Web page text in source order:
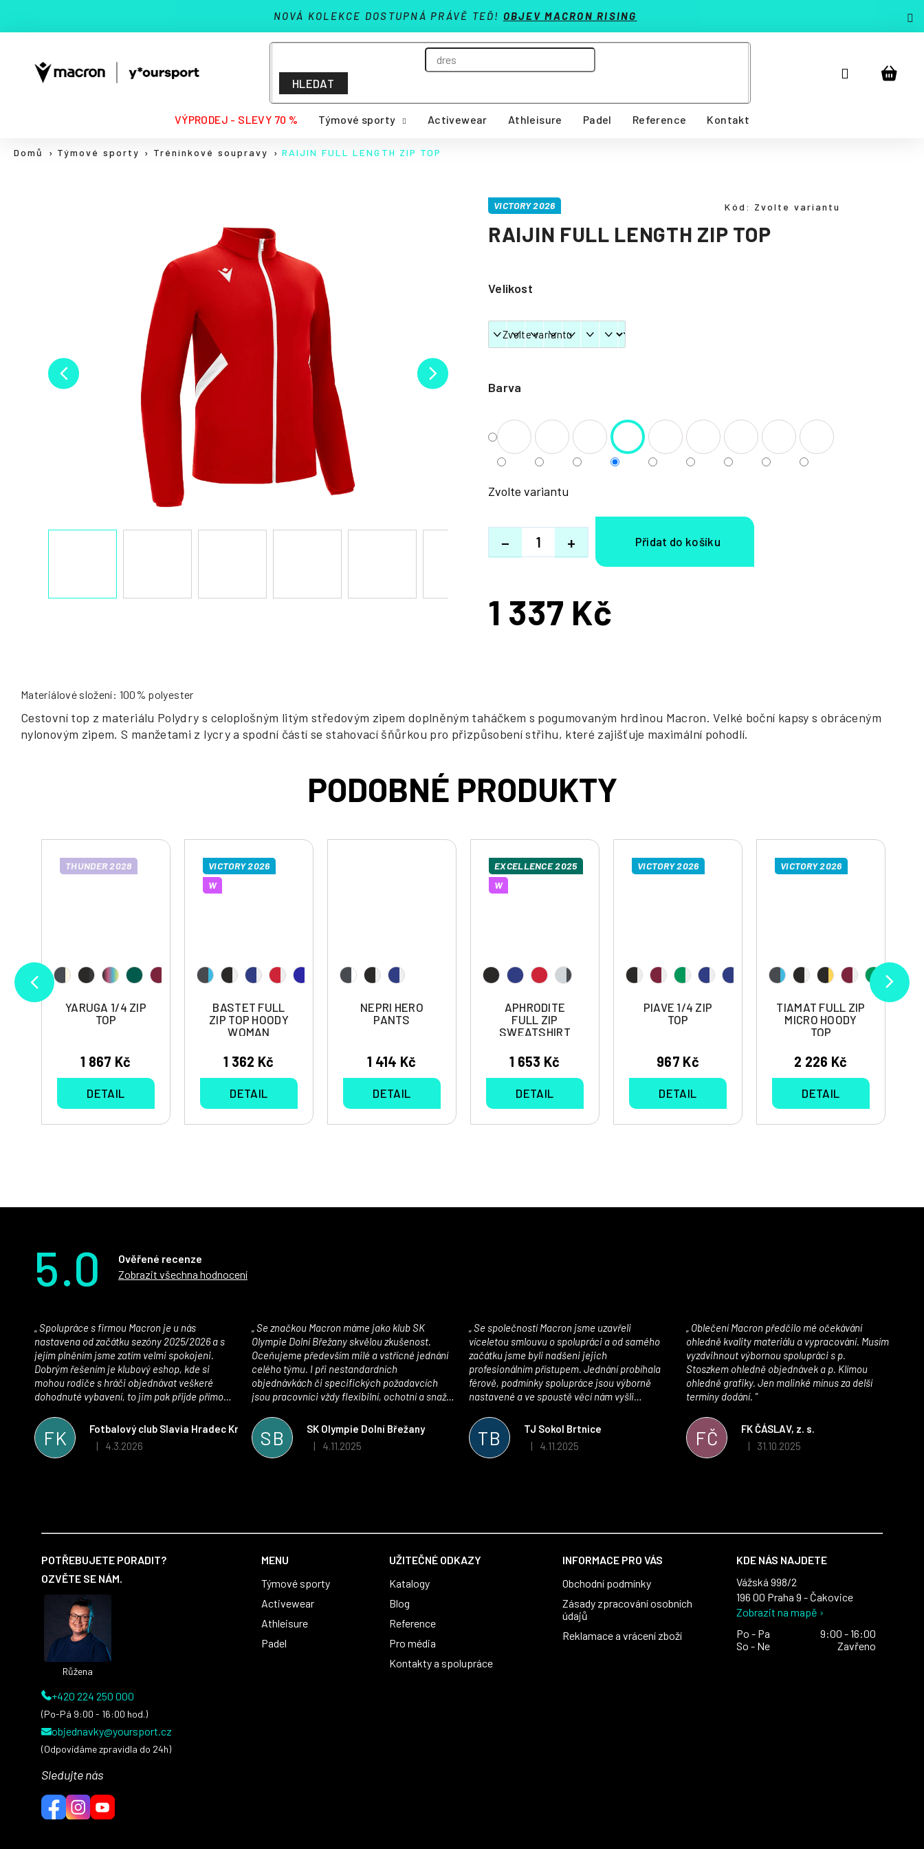
obsah
NOVÁ KOLEKCE DOSTUPNÁ PRÁVĚ TEĎ! OBJEV MACRON RISING
HLEDAT
Přihlášení
VÝPRODEJ - SLEVY 70 % Týmové sporty Activewear Athleisure Padel Reference Kontakt
Domů Týmové sporty Tréninkové soupravy RAIJIN FULL LENGTH ZIP TOP
RAIJIN FULL LENGTH ZIP TOP
Barva
Velikost
Zvolte variantu
+
−
VICTORY 2026 Kód: Zvolte variantu
1 337 Kč
Měrná
Materiálové složení: 100% polyester
Cestovní top z materiálu Polydry s celoplošným litým středovým zipem doplněným taháčkem s pogumovaným hrdinou Macron. Velké boční kapsy s obráceným
nylonovým zipem. S manžetami z lycry a spodní částí se stahovací šňůrkou pro přizpůsobení střihu, které zajišťuje maximální pohodlí.
THUNDER 2028
YARUGA 1/4 ZIP
TOP
1 867 Kč
DETAIL
VICTORY 2026
W
BASTET FULL
ZIP TOP HOODY
WOMAN
1 362 Kč
DETAIL
NEPRI HERO
PANTS
1 414 Kč
DETAIL
EXCELLENCE 2025
W
APHRODITE
FULL ZIP
SWEATSHIRT
1 653 Kč
DETAIL
VICTORY 2026
PIAVE 1/4 ZIP
TOP
967 Kč
DETAIL
VICTORY 2026
TIAMAT FULL ZIP
MICRO HOODY
TOP
2 226 Kč
DETAIL
Zpět
obchodu
Zpět
obchodu
5.0
Ověřené recenze
Zobrazit všechna hodnocení
FK
Fotbalový club Slavia Hradec Králové z.s.
Hodnocení obchodu je 5 z 5 hvězdiček.
4.3.2026
nastavena od začátku sezóny 2025/2026 a s
jejím plněním jsme zatím velmi spokojeni.
Dobrým řešením je klubový eshop, kde si
mohou rodiče s hráči objednávat veškeré
dohodnuté vybavení, to jim pak přijde přímo
oblečením jsme spokojeni, stejně tak s
komunikací a snahou řešit všechny záležitosti
velmi rychle a ke spokojenosti obou stran.
SB
SK Olympie Dolní Břežany
Hodnocení obchodu je 5 z 5 hvězdiček.
4.11.2025
Olympie Dolní Břežany skvělou zkušenost.
Oceňujeme především milé a vstřícné jednání
celého týmu. I při nestandardních
objednávkách či specifických požadavcích
jsou pracovníci vždy flexibilní, ochotní a snaží
vynikající a plně odpovídá potřebám
sportovního klubu!
TB
TJ Sokol Brtnice
Hodnocení obchodu je 5 z 5 hvězdiček.
4.11.2025
víceletou smlouvu o spolupráci a od samého
začátku jsme byli nadšeni jejich
profesionálním přístupem. Jednání probíhala
férově, podmínky spolupráce jsou výborně
nastavené a ve spoustě věcí nám vyšli
velmi kvalitní a příjemné na nošení. Velmi
oceňujeme také vytvoření klubového e-shopu,
který je perfektně zpracovaný a výrazně nám
FČ
FK ČÁSLAV, z. s.
Hodnocení obchodu je 5 z 5 hvězdiček.
31.10.2025
ohledně kvality materiálu a vypracování. Musím
vyzdvihnout výbornou spolupráci s p.
Stoszkem ohledně objednávek a p. Klímou
ohledně grafiky. Jen malinké mínus za delší
termíny dodání.
POTŘEBUJETE PORADIT?
OZVĚTE SE NÁM.
Růžena
+420 224 250 000
(Po-Pá 9:00 - 16:00 hod.)
objednavky@yoursport.cz
(Odpovídáme zpravidla do 24h)
Sledujte nás
MENU
Týmové sporty
Activewear
Athleisure
Padel
UŽITEČNÉ ODKAZY
Katalogy
Blog
Reference
Pro média
Kontakty a spolupráce
INFORMACE PRO VÁS
Obchodní podmínky
Zásady zpracování osobních
údajů
Reklamace a vrácení zboží
KDE NÁS NAJDETE
Vážská 998/2
196 00 Praha 9 - Čakovice
Zobrazit na mapě ›
Po - Pa
9:00 - 16:00
So - Ne
Zavřeno